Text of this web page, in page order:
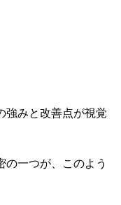
強みと改善点が視覚
一つが、このよう